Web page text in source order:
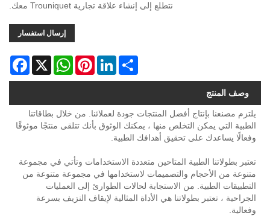
نتطلع إلى إنشاء علاقة تجارية Trouniquet معك.
إرسال استفسار
X
WhatsAppPinterestLinkedInShare
وصف المنتج
يلتزم مصنعنا بإنتاج أفضل المنتجات جودة لعملائنا. من خلال بطاقاتنا
الطبية التي يمكن التخلص منها ، يمكنك الوثوق بأنك تتلقى منتجًا موثوقًا
وفعالًا يساعدك على تحقيق أهدافك الطبية.
تعتبر بطولاتنا الطبية المتاحين متعددة الاستخدامات وتأتي في مجموعة
متنوعة من الأحجام والتصميمات لاستخدامها في مجموعة متنوعة من
التطبيقات الطبية. من الاستجابة لحالات الطوارئ إلى العمليات
الجراحية ، تعتبر بطولاتنا هي الأداة المثالية لإيقاف النزيف بسرعة
وفعالية.